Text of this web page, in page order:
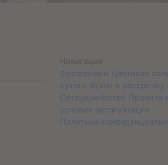
Навигация
Фрезеровки Цветовая
кухонь Кухня в рассрочку
Сотрудничество Правила
условия эксплуатации
Политика